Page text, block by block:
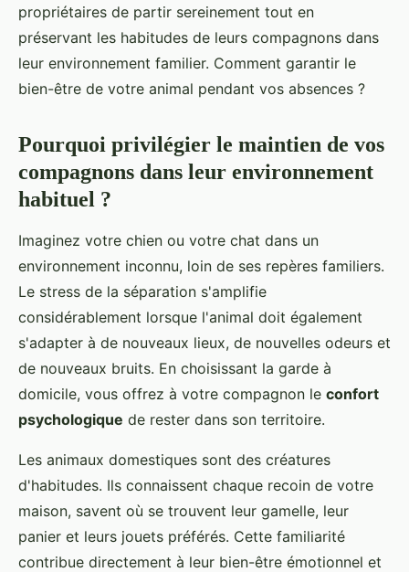
propriétaires de partir sereinement tout en
préservant les habitudes de leurs compagnons dans
leur environnement familier. Comment garantir le
bien-être de votre animal pendant vos absences ?
Pourquoi privilégier le maintien de vos
compagnons dans leur environnement
habituel ?
Imaginez votre chien ou votre chat dans un
environnement inconnu, loin de ses repères familiers.
Le stress de la séparation s'amplifie
considérablement lorsque l'animal doit également
s'adapter à de nouveaux lieux, de nouvelles odeurs et
de nouveaux bruits. En choisissant la garde à
domicile, vous offrez à votre compagnon le confort
psychologique de rester dans son territoire.
Les animaux domestiques sont des créatures
d'habitudes. Ils connaissent chaque recoin de votre
maison, savent où se trouvent leur gamelle, leur
panier et leurs jouets préférés. Cette familiarité
contribue directement à leur bien-être émotionnel et